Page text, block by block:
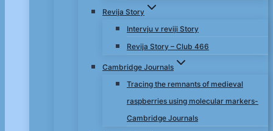
Revija Story
Intervju v reviji Story
Revija Story – Club 466
Cambridge Journals
Tracing the remnants of medieval
raspberries using molecular markers-
Cambridge Journals